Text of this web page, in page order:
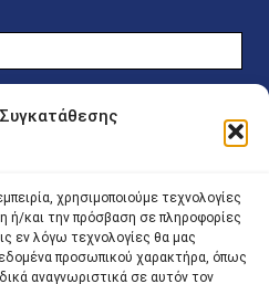
χρησιμοποιούμε τεχνολογίες
ή/και την πρόσβαση σε πληροφορίες
εν λόγω τεχνολογίες θα μας
προσωπικού χαρακτήρα, όπως
αναγνωριστικά σε αυτόν τον
Candidates